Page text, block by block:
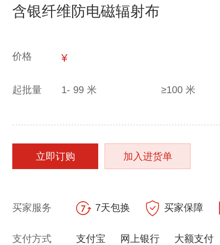
含银纤维防电磁辐射布
价格 ¥
起批量 1- 99 米 ≥100 米
立即订购 加入进货单
买家服务 7天包换 买家保障
支付方式 支付宝 网上银行 大额支付